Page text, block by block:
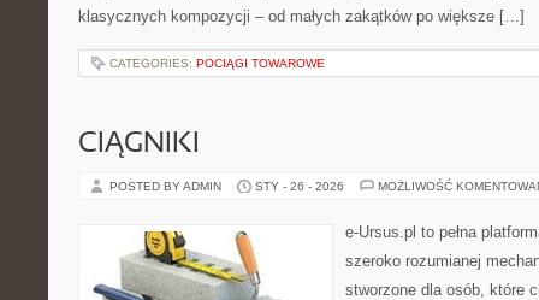
klasycznych kompozycji – od małych zakątków po większe […]
CATEGORIES: POCIĄGI TOWAROWE
CIĄGNIKI
POSTED BY ADMIN STY - 26 - 2026 MOŻLIWOŚĆ
e-Ursus.pl to pełna
szeroko rozumianej
stworzone dla osób, które